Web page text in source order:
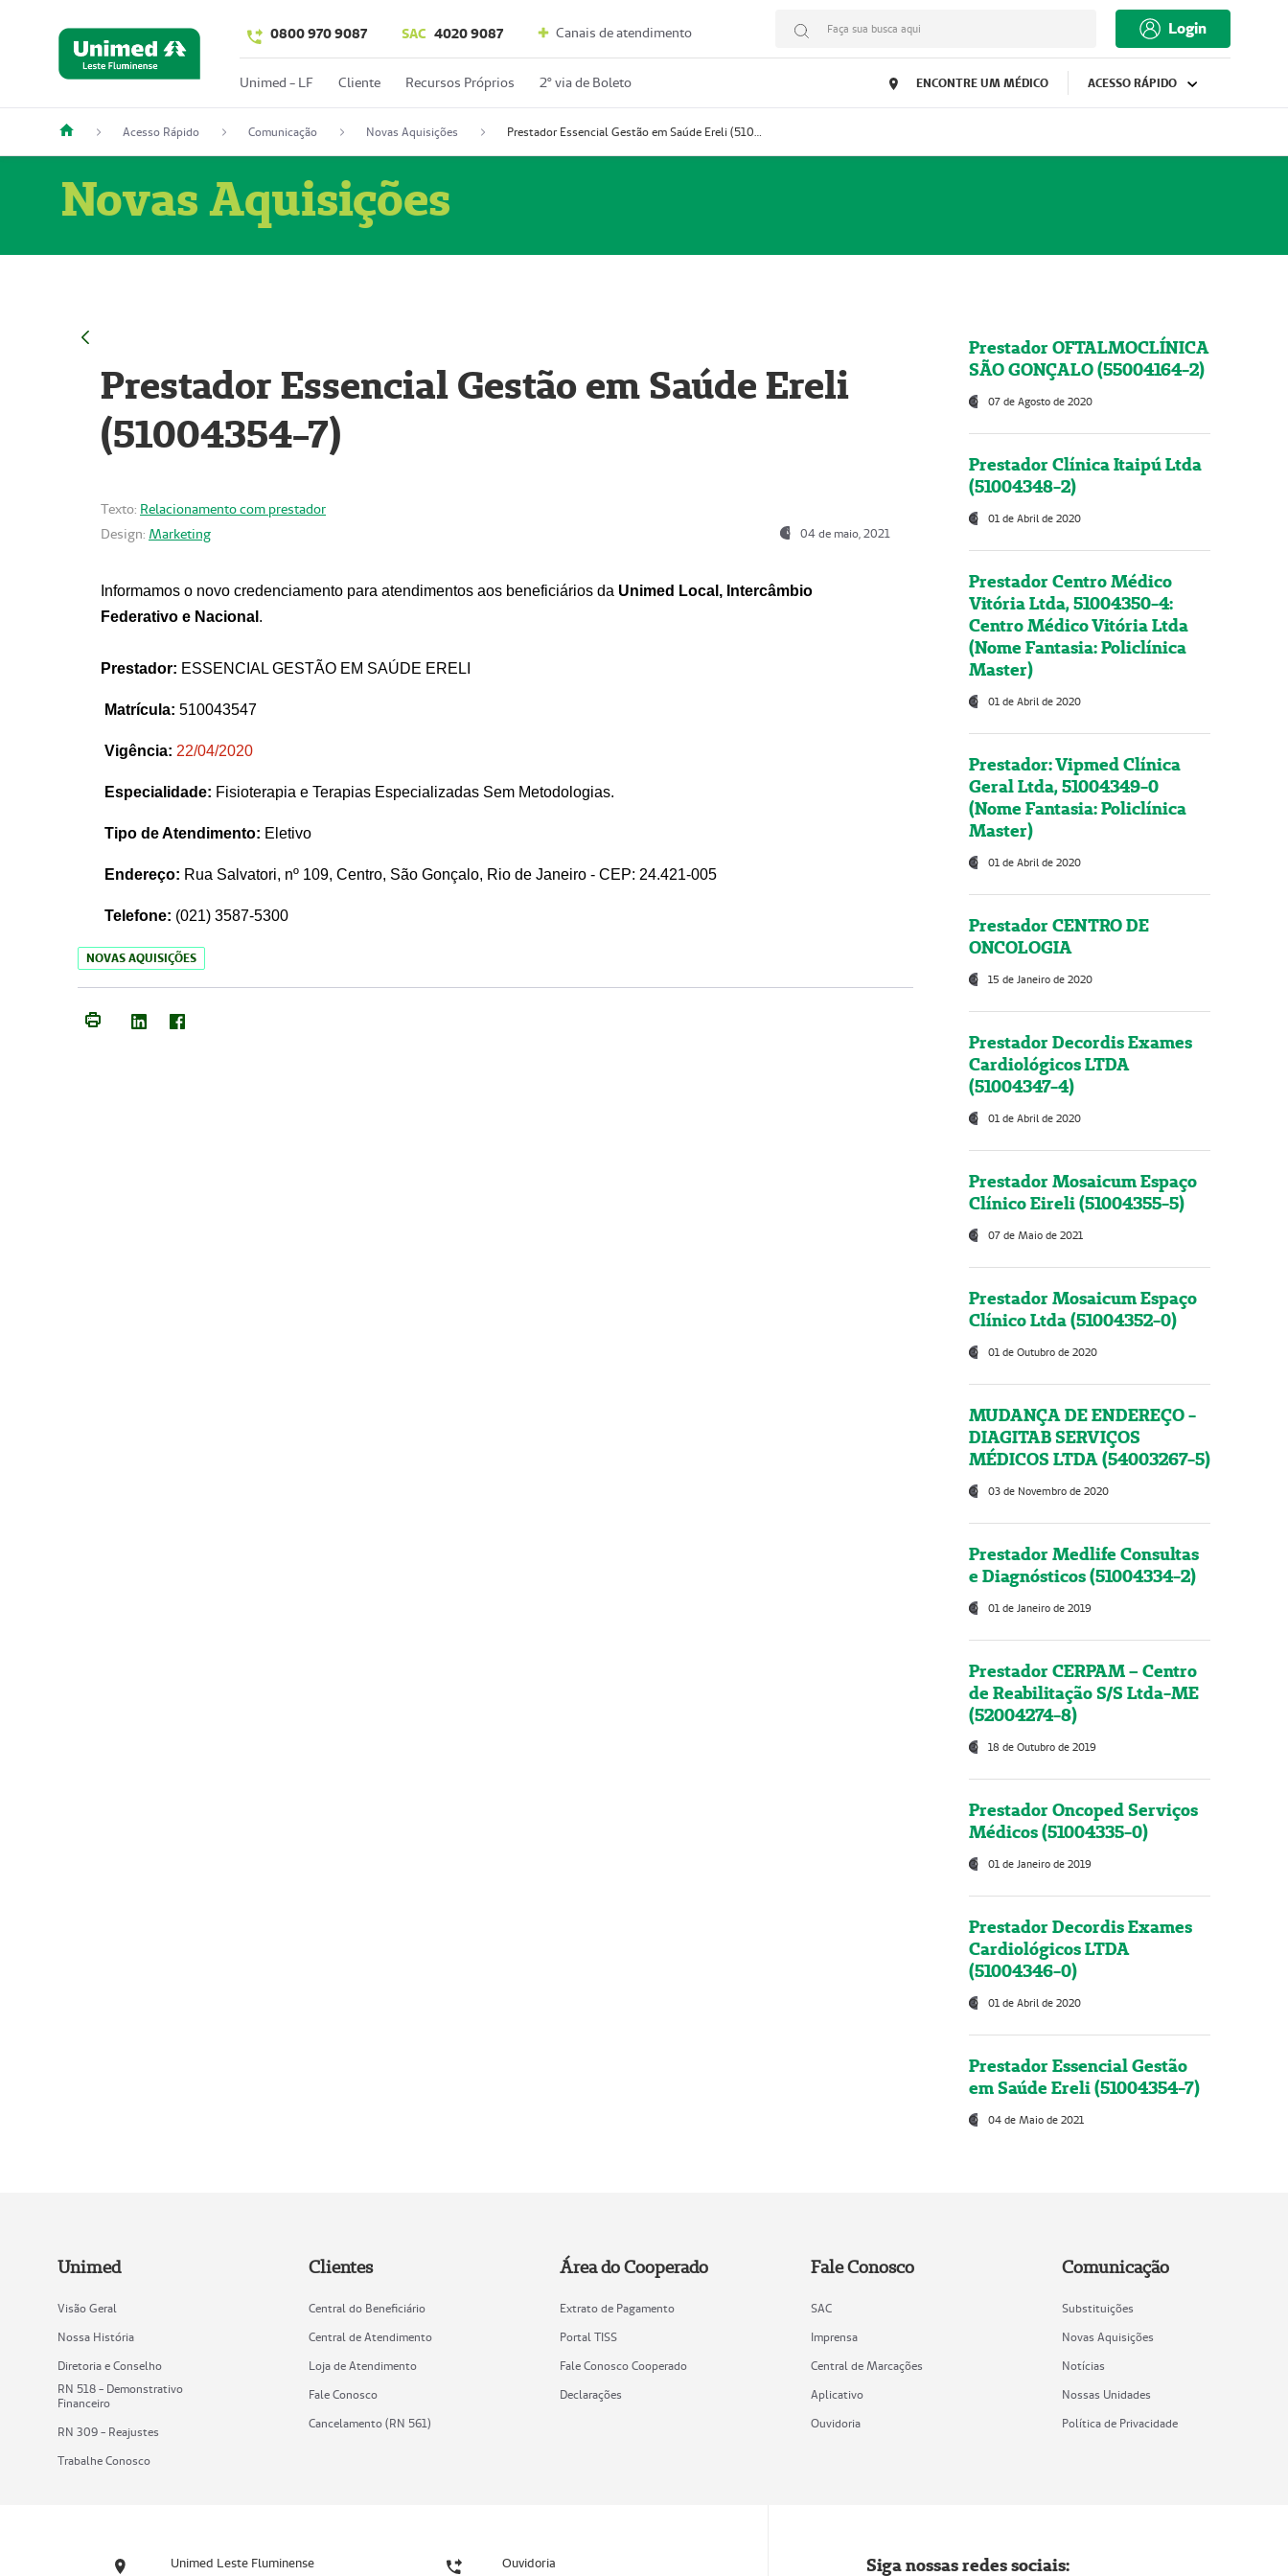
0800 970 9087 SAC 4020 9087 Canais de atendimento Faça sua busca aqui Login
Unimed - LF Cliente Recursos Próprios 2º via de Boleto ENCONTRE UM MÉDICO ACESSO RÁPIDO
Acesso Rápido Comunicação Novas Aquisições Prestador Essencial Gestão em Saúde Ereli (51004354-7)
Novas Aquisições
Prestador Essencial Gestão em Saúde Ereli
(51004354-7)
Texto: Relacionamento com prestador
Design: Marketing 04 de maio, 2021
Informamos o novo credenciamento para atendimentos aos beneficiários da Unimed Local, Intercâmbio
Federativo e Nacional .
Prestador: ESSENCIAL GESTÃO EM SAÚDE ERELI
Matrícula: 510043547
Vigência: 22/04/2020
Especialidade: Fisioterapia e Terapias Especializadas Sem Metodologias.
Tipo de Atendimento: Eletivo
Endereço: Rua Salvatori, nº 109, Centro, São Gonçalo, Rio de Janeiro - CEP: 24.421-005
Telefone: (021) 3587-5300
NOVAS AQUISIÇÕES
Prestador OFTALMOCLÍNICA
SÃO GONÇALO (55004164-2)
07 de Agosto de 2020
Prestador Clínica Itaipú Ltda
(51004348-2)
01 de Abril de 2020
Prestador Centro Médico
Vitória Ltda, 51004350-4:
Centro Médico Vitória Ltda
(Nome Fantasia: Policlínica
Master)
01 de Abril de 2020
Prestador: Vipmed Clínica
Geral Ltda, 51004349-0
(Nome Fantasia: Policlínica
Master)
01 de Abril de 2020
Prestador CENTRO DE
ONCOLOGIA
15 de Janeiro de 2020
Prestador Decordis Exames
Cardiológicos LTDA
(51004347-4)
01 de Abril de 2020
Prestador Mosaicum Espaço
Clínico Eireli (51004355-5)
07 de Maio de 2021
Prestador Mosaicum Espaço
Clínico Ltda (51004352-0)
01 de Outubro de 2020
MUDANÇA DE ENDEREÇO -
DIAGITAB SERVIÇOS
MÉDICOS LTDA (54003267-5)
03 de Novembro de 2020
Prestador Medlife Consultas
e Diagnósticos (51004334-2)
01 de Janeiro de 2019
Prestador CERPAM – Centro
de Reabilitação S/S Ltda-ME
(52004274-8)
18 de Outubro de 2019
Prestador Oncoped Serviços
Médicos (51004335-0)
01 de Janeiro de 2019
Prestador Decordis Exames
Cardiológicos LTDA
(51004346-0)
01 de Abril de 2020
Prestador Essencial Gestão
em Saúde Ereli (51004354-7)
04 de Maio de 2021
Unimed
Visão Geral
Nossa História
Diretoria e Conselho
RN 518 - Demonstrativo
Financeiro
RN 309 - Reajustes
Trabalhe Conosco
Clientes
Central do Beneficiário
Central de Atendimento
Loja de Atendimento
Fale Conosco
Cancelamento (RN 561)
Área do Cooperado
Extrato de Pagamento
Portal TISS
Fale Conosco Cooperado
Declarações
Fale Conosco
SAC
Imprensa
Central de Marcações
Aplicativo
Ouvidoria
Comunicação
Substituições
Novas Aquisições
Notícias
Nossas Unidades
Política de Privacidade
Unimed Leste Fluminense Ouvidoria Siga nossas redes sociais: